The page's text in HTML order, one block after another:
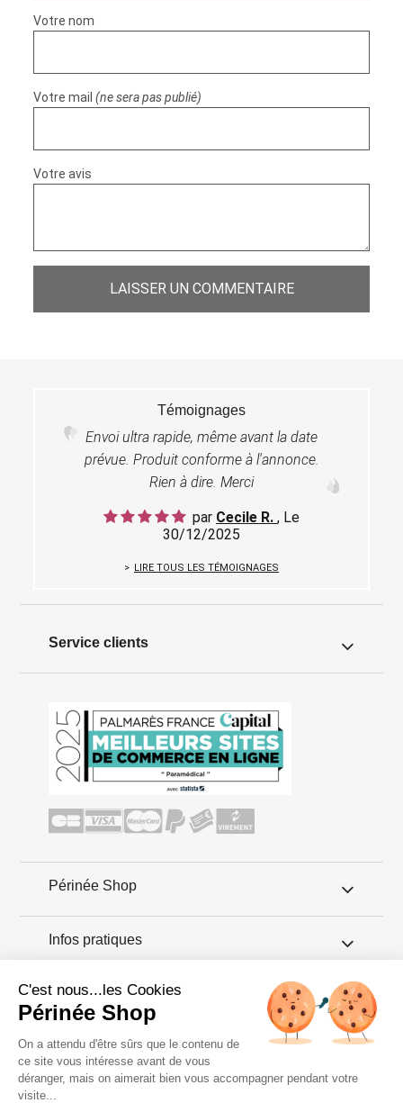
Votre nom
Votre mail(ne sera pas publié)
Votre avis
LAISSER UN COMMENTAIRE
Témoignages
Envoi ultra rapide, même avant la date
prévue. Produit conforme à l'annonce.
Rien à dire. Merci
par Cecile R. , Le
30/12/2025
LIRE TOUS LES TÉMOIGNAGES
Service clients
Périnée Shop
Infos pratiques
Conseils périnée
Si un diastasis peut se résorber de lui-même, pratiquer des
exercices spécifiques dans le cadre d’une rééducation
abdominale et périnéale aident à vraiment réduire la largeur d'un
diastasis et éviter une opération chirurgicale.
C'est nous...les Cookies
Périnée Shop
On a attendu d'être sûrs que le contenu de
ce site vous intéresse avant de vous
déranger, mais on aimerait bien vous accompagner pendant votre
visite...